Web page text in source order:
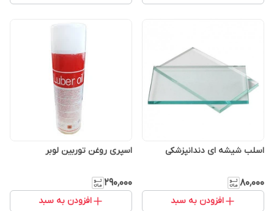
اسلب شیشه ای دندانپزشکی
۸۰٬۰۰۰
افزودن به سبد
اسپری روغن توربین لوبر
۲۹۰٬۰۰۰
افزودن به سبد